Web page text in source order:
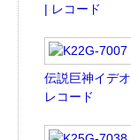
| レコード
伝説巨神イデ
レコード